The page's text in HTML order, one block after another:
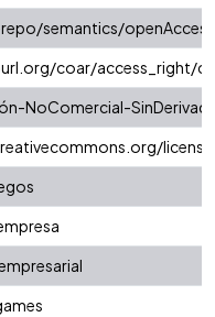
semantics/openAccess
coar/access_right/
NoComercial-